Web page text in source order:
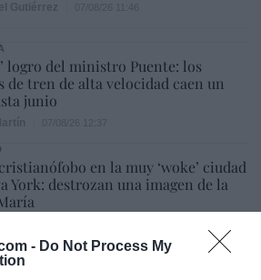
- Do Not Process My
logro del ministro Puente: los
de tren de alta velocidad caen un
junio
en la muy ‘woke’ ciudad
York: destrozan una imagen de la